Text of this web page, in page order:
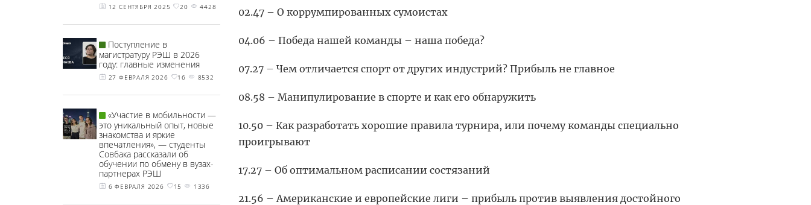
02.47 – О коррумпированных сумоистах
04.06 – Победа нашей команды – наша победа?
07.27 – Чем отличается спорт от других индустрий? Прибыль не главное
08.58 – Манипулирование в спорте и как его обнаружить
10.50 – Как разработать хорошие правила турнира, или почему команды специально
проигрывают
17.27 – Об оптимальном расписании состязаний
21.56 – Американские и европейские лиги – прибыль против выявления достойного
12 СЕНТЯБРЯ 2025 20 4428
Поступление в
магистратуру РЭШ в 2026
году: главные изменения
27 ФЕВРАЛЯ 2026 16 8532
«Участие в мобильности —
это уникальный опыт, новые
знакомства и яркие
впечатления», — студенты
Совбака рассказали об
обучении по обмену в вузах-
партнерах РЭШ
6 ФЕВРАЛЯ 2026 15 1336